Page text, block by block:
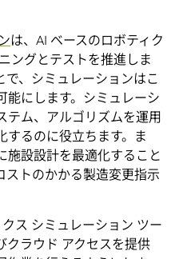
は、AI ベースのロボティク
ングとテストを推進しま
で、シミュレーションはこ
能にします。シミュレーシ
テム、アルゴリズムを運用
するのに役立ちます。ま
施設設計を最適化すること
ストのかかる製造変更指示
ス シミュレーション ツー
クラウド アクセスを提供